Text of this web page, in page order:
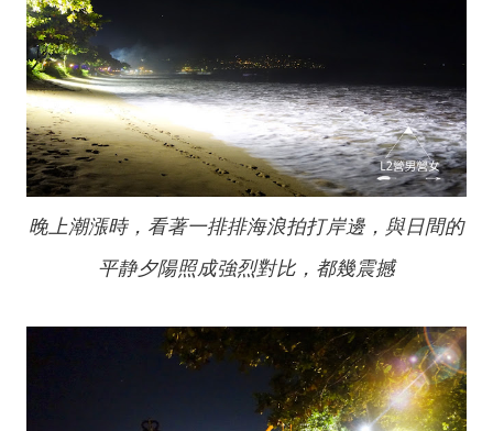
晚上潮漲時，看著一排排海浪拍打岸邊，與日間的
平静夕陽照成強烈對比，都幾震撼